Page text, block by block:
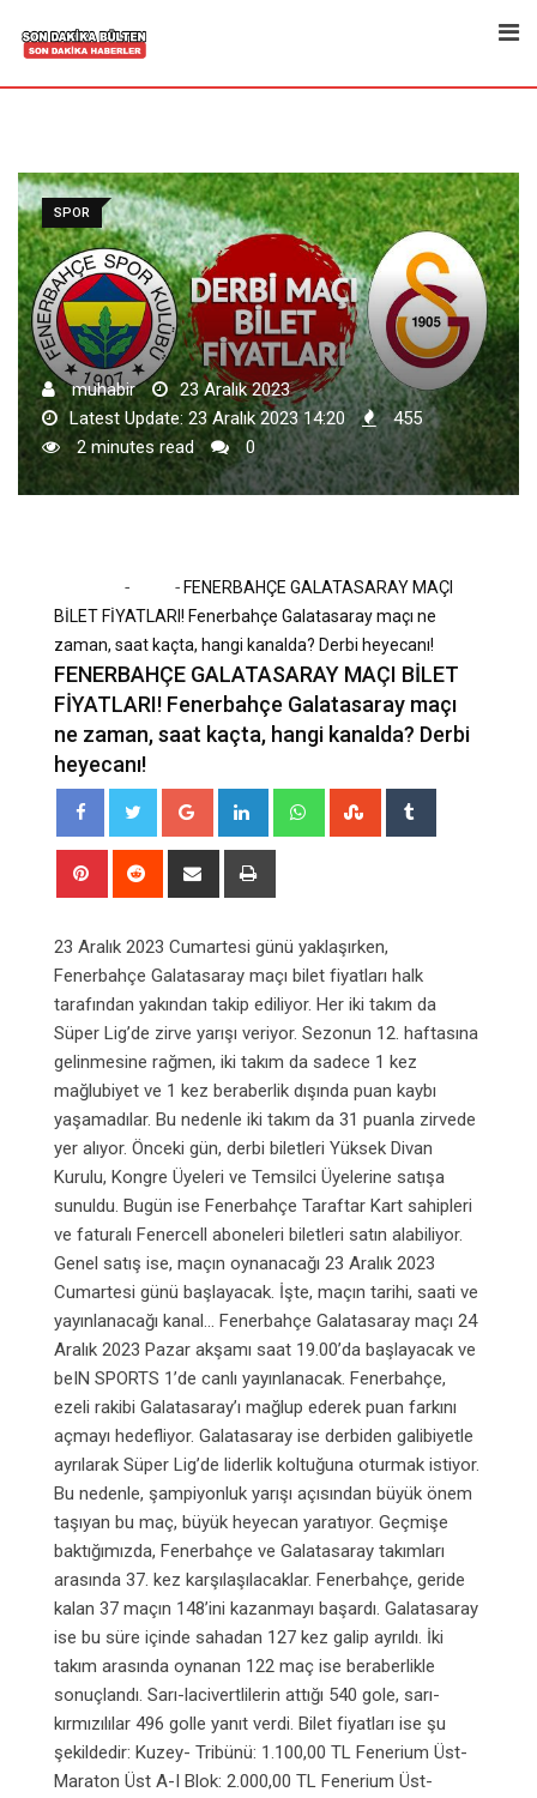
SPOR
muhabir
23 Aralık 2023
Latest Update: 23 Aralık 2023 14:20
455
2 minutes read
0
- - FENERBAHÇE GALATASARAY MAÇI
BİLET FİYATLARI! Fenerbahçe Galatasaray maçı ne
zaman, saat kaçta, hangi kanalda? Derbi heyecanı!
FENERBAHÇE GALATASARAY MAÇI BİLET
FİYATLARI! Fenerbahçe Galatasaray maçı
ne zaman, saat kaçta, hangi kanalda? Derbi
heyecanı!
Google+ LinkedIn WhatsappStumbleUpon
Pinterest Reddit
Share
23 Aralık 2023 Cumartesi günü yaklaşırken,
Fenerbahçe Galatasaray maçı bilet fiyatları halk
tarafından yakından takip ediliyor. Her iki takım da
Süper Lig’de zirve yarışı veriyor. Sezonun 12. haftasına
gelinmesine rağmen, iki takım da sadece 1 kez
mağlubiyet ve 1 kez beraberlik dışında puan kaybı
yaşamadılar. Bu nedenle iki takım da 31 puanla zirvede
yer alıyor. Önceki gün, derbi biletleri Yüksek Divan
Kurulu, Kongre Üyeleri ve Temsilci Üyelerine satışa
sunuldu. Bugün ise Fenerbahçe Taraftar Kart sahipleri
ve faturalı Fenercell aboneleri biletleri satın alabiliyor.
Genel satış ise, maçın oynanacağı 23 Aralık 2023
Cumartesi günü başlayacak. İşte, maçın tarihi, saati ve
yayınlanacağı kanal… Fenerbahçe Galatasaray maçı 24
Aralık 2023 Pazar akşamı saat 19.00’da başlayacak ve
beIN SPORTS 1’de canlı yayınlanacak. Fenerbahçe,
ezeli rakibi Galatasaray’ı mağlup ederek puan farkını
açmayı hedefliyor. Galatasaray ise derbiden galibiyetle
ayrılarak Süper Lig’de liderlik koltuğuna oturmak istiyor.
Bu nedenle, şampiyonluk yarışı açısından büyük önem
taşıyan bu maç, büyük heyecan yaratıyor. Geçmişe
baktığımızda, Fenerbahçe ve Galatasaray takımları
arasında 37. kez karşılaşılacaklar. Fenerbahçe, geride
kalan 37 maçın 148’ini kazanmayı başardı. Galatasaray
ise bu süre içinde sahadan 127 kez galip ayrıldı. İki
takım arasında oynanan 122 maç ise beraberlikle
sonuçlandı. Sarı-lacivertlilerin attığı 540 gole, sarı-
kırmızılılar 496 golle yanıt verdi. Bilet fiyatları ise şu
şekildedir: Kuzey- Tribünü: 1.100,00 TL Fenerium Üst-
Maraton Üst A-I Blok: 2.000,00 TL Fenerium Üst-